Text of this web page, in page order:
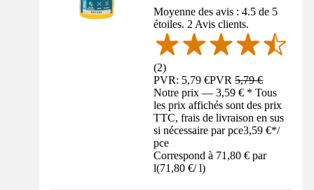
Moyenne des avis : 4.5 de 5
étoiles. 2 Avis clients.
(2)
PVR: 5,79 €PVR5,79 €
Notre prix — 3,59 € * Tous
les prix affichés sont des prix
TTC, frais de livraison en sus
si nécessaire par pce3,59 €*/
pce
Correspond à 71,80 € par
l(71,80 €/ l)